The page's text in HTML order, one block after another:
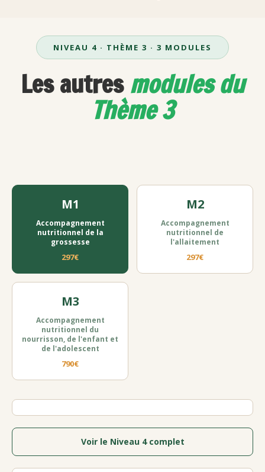
NIVEAU 4 · THÈME 3 · 3 MODULES
Les autresmodules du
Thème 3
M1
Accompagnement
nutritionnel de la
grossesse
297€
M2
Accompagnement
nutritionnel de
l'allaitement
297€
M3
Accompagnement
nutritionnel du
nourrisson, de l'enfant et
de l'adolescent
790€
Voir le Niveau 4 complet